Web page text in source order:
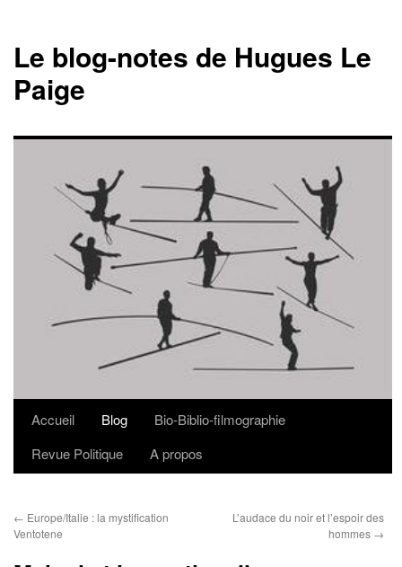
Le blog-notes de Hugues Le
Paige
Aller
Accueil Blog
Bio-Biblio-filmographie
Revue Politique
A propos
← Europe/Italie : la mystification
Ventotene
L’audace du noir et l’espoir des
hommes →